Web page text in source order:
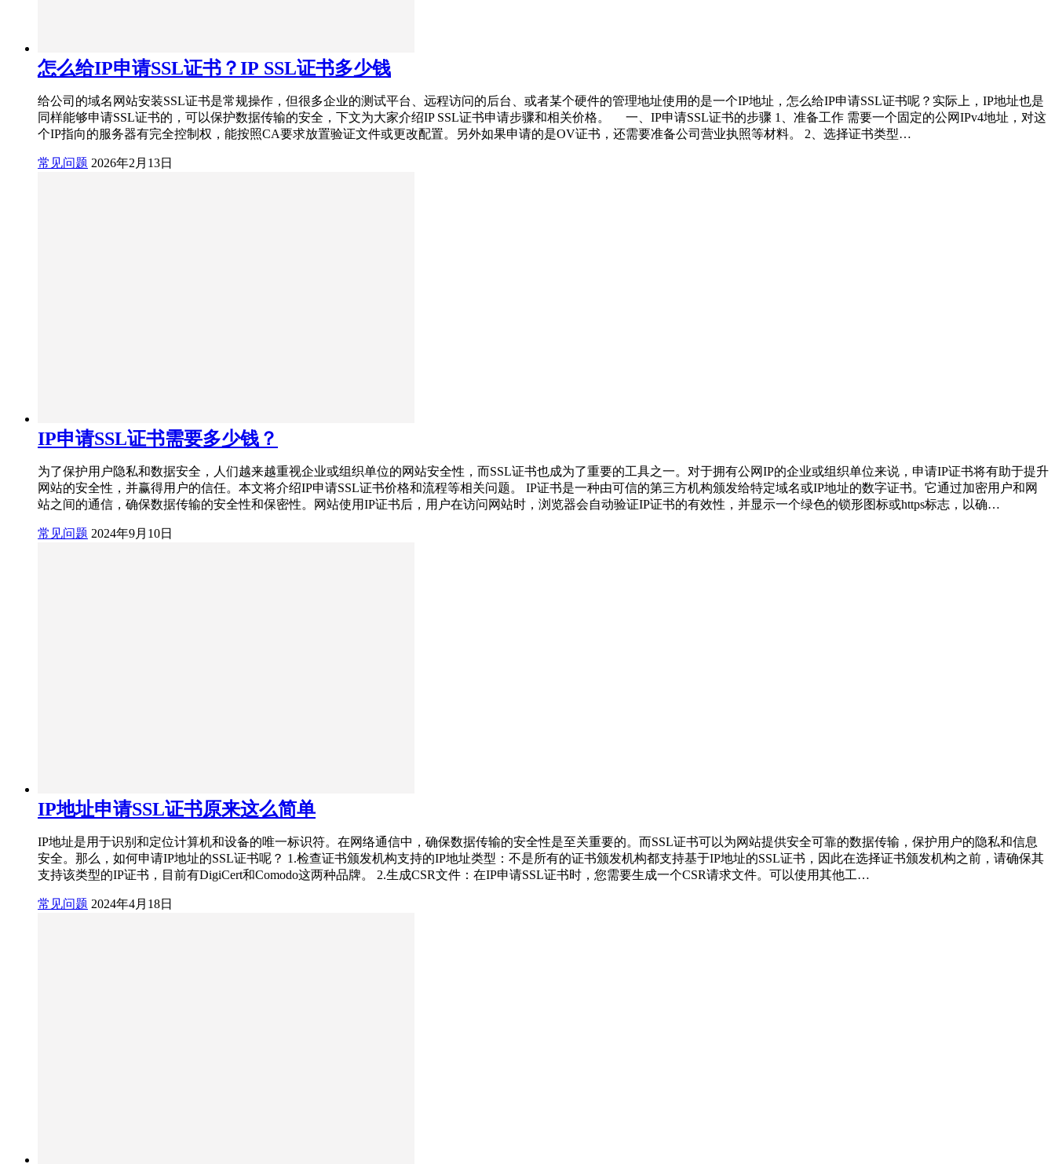
怎么给IP申请SSL证书？IP SSL证书多少钱
给公司的域名网站安装SSL证书是常规操作，但很多企业的测试平台、远程访问的后台、或者某个硬件的管理地址使用的是一个IP地址，怎么给IP申请SSL证书呢？实际上，IP地址也是
同样能够申请SSL证书的，可以保护数据传输的安全，下文为大家介绍IP SSL证书申请步骤和相关价格。 一、IP申请SSL证书的步骤 1、准备工作 需要一个固定的公网IPv4地址，对这
个IP指向的服务器有完全控制权，能按照CA要求放置验证文件或更改配置。另外如果申请的是OV证书，还需要准备公司营业执照等材料。 2、选择证书类型…
常见问题 2026年2月13日
IP申请SSL证书需要多少钱？
为了保护用户隐私和数据安全，人们越来越重视企业或组织单位的网站安全性，而SSL证书也成为了重要的工具之一。对于拥有公网IP的企业或组织单位来说，申请IP证书将有助于提升
网站的安全性，并赢得用户的信任。本文将介绍IP申请SSL证书价格和流程等相关问题。 IP证书是一种由可信的第三方机构颁发给特定域名或IP地址的数字证书。它通过加密用户和网
站之间的通信，确保数据传输的安全性和保密性。网站使用IP证书后，用户在访问网站时，浏览器会自动验证IP证书的有效性，并显示一个绿色的锁形图标或https标志，以确…
常见问题 2024年9月10日
IP地址申请SSL证书原来这么简单
IP地址是用于识别和定位计算机和设备的唯一标识符。在网络通信中，确保数据传输的安全性是至关重要的。而SSL证书可以为网站提供安全可靠的数据传输，保护用户的隐私和信息
安全。那么，如何申请IP地址的SSL证书呢？ 1.检查证书颁发机构支持的IP地址类型：不是所有的证书颁发机构都支持基于IP地址的SSL证书，因此在选择证书颁发机构之前，请确保其
支持该类型的IP证书，目前有DigiCert和Comodo这两种品牌。 2.生成CSR文件：在IP申请SSL证书时，您需要生成一个CSR请求文件。可以使用其他工…
常见问题 2024年4月18日